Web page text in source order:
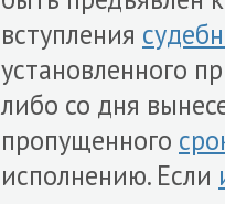
вступления
установленного
либо со дня
пропущенного
исполнению. Если